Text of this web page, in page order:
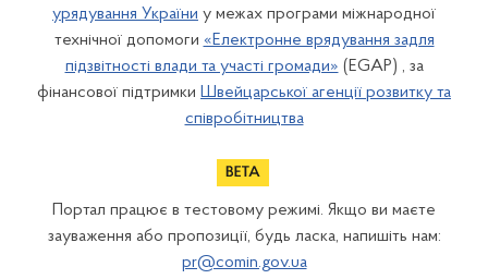
урядування України у межах програми міжнародної
технічної допомоги «Електронне врядування задля
підзвітності влади та участі громади» (EGAP) , за
фінансової підтримки Швейцарської агенції розвитку та
співробітництва
Портал працює в тестовому режимі. Якщо ви маєте
зауваження або пропозиції, будь ласка, напишіть нам:
pr@comin.gov.ua